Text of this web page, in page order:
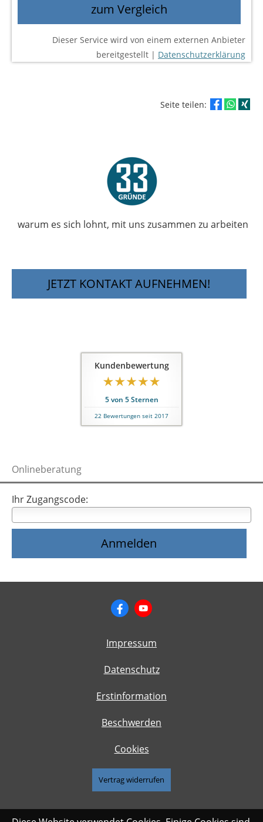
zum Vergleich
Dieser Service wird von einem externen Anbieter
bereitgestellt | Datenschutzerklärung
Seite teilen:
warum es sich lohnt, mit uns zusammen zu arbeiten
JETZT KONTAKT AUFNEHMEN!
Kundenbewertung
5von 5Sternen
22 Bewertungen seit 2017
Onlineberatung
Ihr Zugangscode:
Impressum
Datenschutz
Erstinformation
Beschwerden
Cookies
Vertrag widerrufen